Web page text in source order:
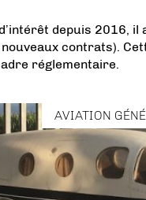
depuis 2016,
contrats).
réglementaire.
AVIATION